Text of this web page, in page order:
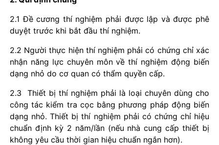
2.1 Đề cương thí nghiệm phải được lập và được phê
duyệt trước khi bắt đầu thí nghiệm.
2.2 Người thực hiện thí nghiệm phải có chứng chỉ xác
nhận năng lực chuyên môn về thí nghiệm động biến
dạng nhỏ do cơ quan có thẩm quyền cấp.
2.3 Thiết bị thí nghiệm phải là loại chuyên dùng cho
công tác kiểm tra cọc bằng phương pháp động biến
dạng nhỏ. Thiết bị thí nghiệm phải có chứng chỉ hiệu
chuẩn định kỳ 2 năm/lần (nếu nhà cung cấp thiết bị
không yêu cầu thời gian hiệu chuẩn ngắn hơn).